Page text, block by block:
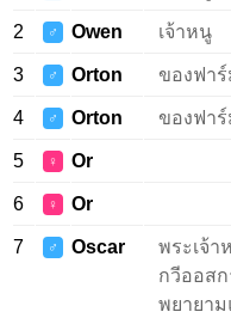
2 ♂ Owen เจ้าหนู
3 ♂ Orton ของฟาร์
4 ♂ Orton ของฟาร์
5 ♀ Or
6 ♀ Or
7 ♂ Oscar
พระเจ้า
กวีออสก
พยายาม